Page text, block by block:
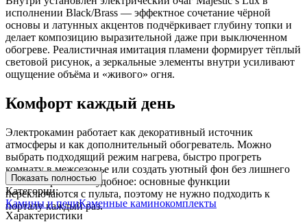
исполнении Black/Brass — эффектное сочетание чёрной
основы и латунных акцентов подчёркивает глубину топки и
делает композицию выразительной даже при выключенном
обогреве. Реалистичная имитация пламени формирует тёплый
световой рисунок, а зеркальные элементы внутри усиливают
ощущение объёма и «живого» огня.
Комфорт каждый день
Электрокамин работает как декоративный источник
атмосферы и как дополнительный обогреватель. Можно
выбрать подходящий режим нагрева, быстро прогреть
комнату в межсезонье или создать уютный фон без лишнего
тепла. Управление удобное: основные функции
переключаются с пульта, поэтому не нужно подходить к
порталу каждый раз.
Показать полностью
Категории:
Камины и печиКаменные каминокомплекты
Характеристики